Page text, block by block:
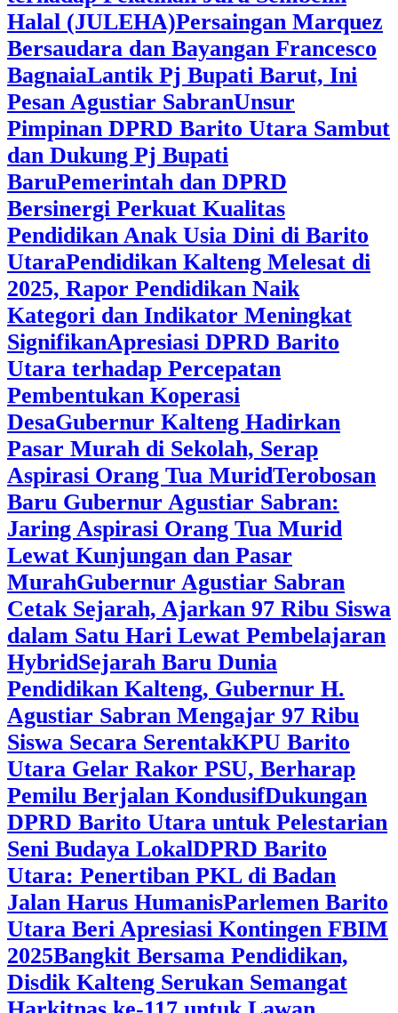
Halal (JULEHA)Persaingan Marquez
Bersaudara dan Bayangan Francesco
BagnaiaLantik Pj Bupati Barut, Ini
Pesan Agustiar SabranUnsur
Pimpinan DPRD Barito Utara Sambut
dan Dukung Pj Bupati
BaruPemerintah dan DPRD
Bersinergi Perkuat Kualitas
Pendidikan Anak Usia Dini di Barito
Utara‎Pendidikan Kalteng Melesat di
2025, Rapor Pendidikan Naik
Kategori dan Indikator Meningkat
SignifikanApresiasi DPRD Barito
Utara terhadap Percepatan
Pembentukan Koperasi
Desa‎Gubernur Kalteng Hadirkan
Pasar Murah di Sekolah, Serap
Aspirasi Orang Tua Murid‎Terobosan
Baru Gubernur Agustiar Sabran:
Jaring Aspirasi Orang Tua Murid
Lewat Kunjungan dan Pasar
MurahGubernur Agustiar Sabran
Cetak Sejarah, Ajarkan 97 Ribu Siswa
dalam Satu Hari Lewat Pembelajaran
HybridSejarah Baru Dunia
Pendidikan Kalteng, Gubernur H.
Agustiar Sabran Mengajar 97 Ribu
Siswa Secara SerentakKPU Barito
Utara Gelar Rakor PSU, Berharap
Pemilu Berjalan KondusifDukungan
DPRD Barito Utara untuk Pelestarian
Seni Budaya LokalDPRD Barito
Utara: Penertiban PKL di Badan
Jalan Harus HumanisParlemen Barito
Utara Beri Apresiasi Kontingen FBIM
2025‎Bangkit Bersama Pendidikan,
Disdik Kalteng Serukan Semangat